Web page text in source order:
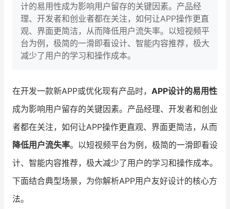
增长产品指南
智库 产品场景库
产品更新动态 帮助中心
新零售资讯
培训课程
增长俱乐部
计的易用性成为影响用户留存的关键因素。产品经
理、开发者和创业者都在关注，如何让APP操作更直
观、界面更简洁，从而降低用户流失率。以短视频平
台为例，极简的一滑即看设计、智能内容推荐，极大
减少了用户的学习和操作成本。
在开发一款新APP或优化现有产品时， APP设计的易用性
成为影响用户留存的关键因素。产品经理、开发者和创业
者都在关注，如何让APP操作更直观、界面更简洁，从而
降低用户流失率。以短视频平台为例，极简的一滑即看设
计、智能内容推荐，极大减少了用户的学习和操作成本。
下面结合典型场景，为你解析APP用户友好设计的核心方
法。